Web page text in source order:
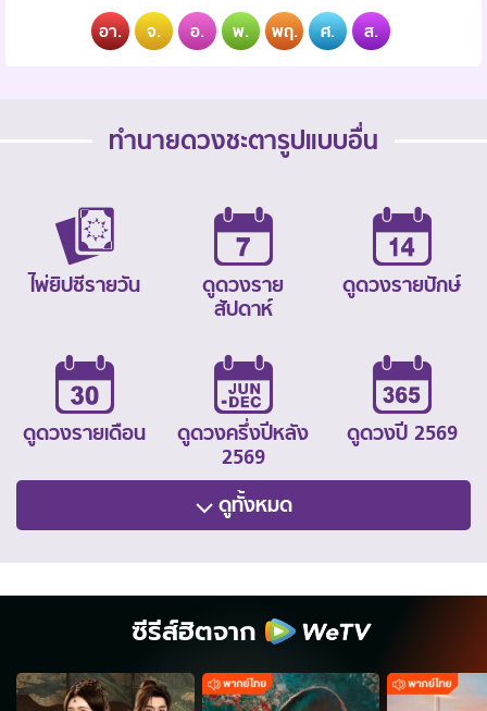
อา. จ. อ. พ. พฤ. ศ. ส.
ทำนายดวงชะตารูปแบบอื่น
ไพ่ยิปซีรายวัน
ดูดวงราย
สัปดาห์
ดูดวงรายปักษ์
ดูดวงรายเดือน
ดูดวงครึ่งปีหลัง
2569
ดูดวงปี 2569
ดูทั้งหมด
ซีรีส์ฮิตจาก